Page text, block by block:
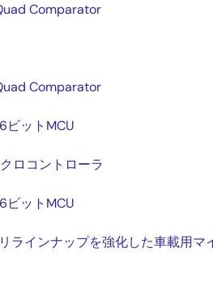
Comparator
Comparator
ビットMCU
ロコントローラ
ビットMCU
ラインナップを強化した車載用マ